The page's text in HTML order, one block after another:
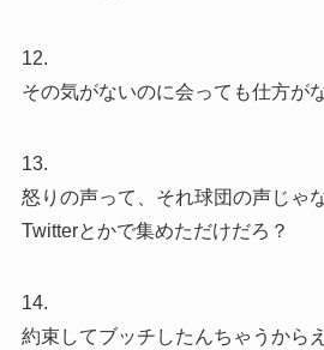
12.
その気がないのに会っても仕方が
13.
怒りの声って、それ球団の声じゃ
Twitterとかで集めただけだろ？
14.
約束してブッチしたんちゃうから